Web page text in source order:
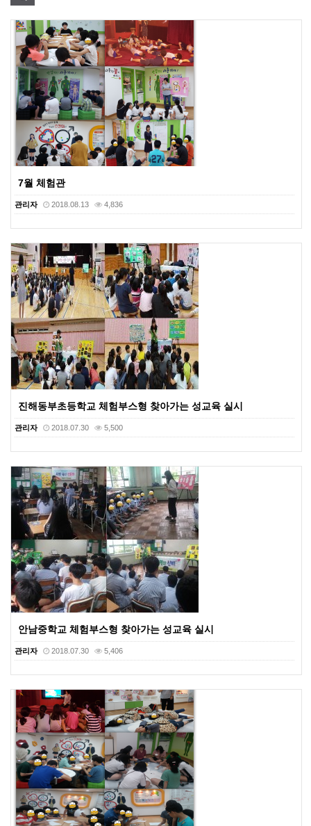
7월 체험관
관리자 2018.08.13 4,836
진해동부초등학교 체험부스형 찾아가는 성교육 실시
관리자 2018.07.30 5,500
안남중학교 체험부스형 찾아가는 성교육 실시
관리자 2018.07.30 5,406